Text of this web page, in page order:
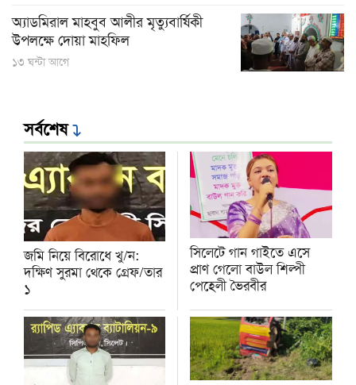
অ্যাডমিরাল মাহবুব আলীর মৃত্যুবার্ষিকী
উপলক্ষে দোয়া মাহফিল
১৩ ঘন্টা আগে
সর্বশেষ
জমি নিয়ে বিরোধে খু/ন:
দক্ষিণ সুরমা থেকে গ্রেফ/তার
১
সিলেটে গান গাইতে এসে
প্রাণ গেলো বাউল শিল্পী
পেহেলী ভৈরবীর